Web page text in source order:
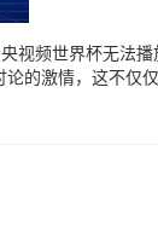
视频世界杯无法
的激情，这不仅